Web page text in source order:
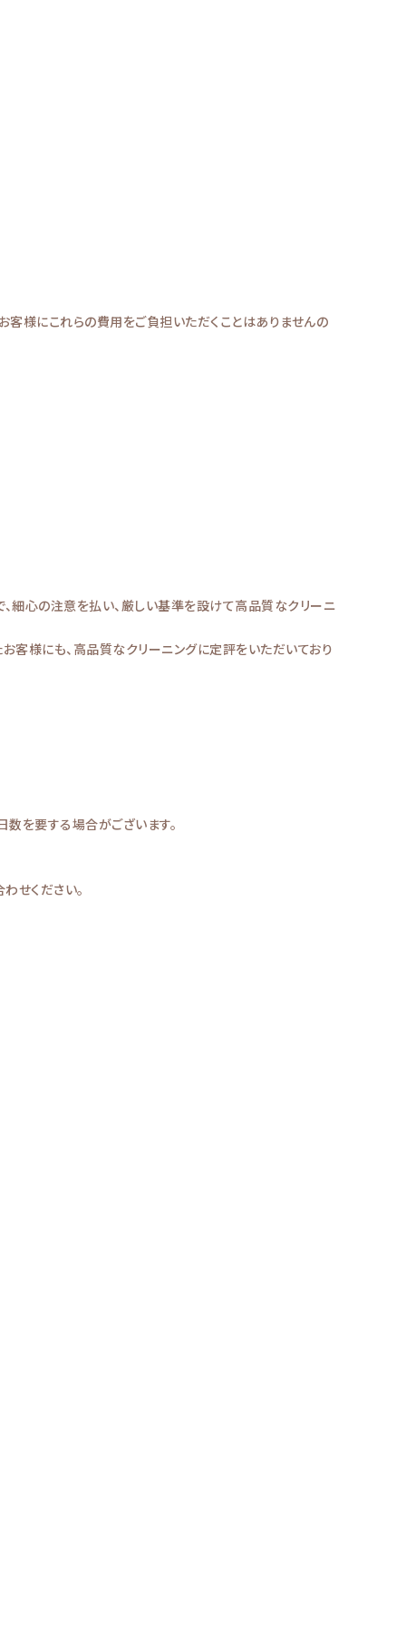
客様にこれらの費用をご負担いただくことはありませんの
、細心の注意を払い、厳しい基準を設けて高品質なクリーニ
客様にも、高品質なクリーニングに定評をいただいており
を要する場合がございます。
せください。